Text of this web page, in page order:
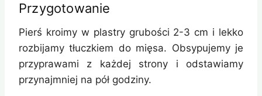
Przygotowanie
Pierś kroimy w plastry grubości 2-3 cm i lekko
rozbijamy tłuczkiem do mięsa. Obsypujemy je
przyprawami z każdej strony i odstawiamy
przynajmniej na pół godziny.